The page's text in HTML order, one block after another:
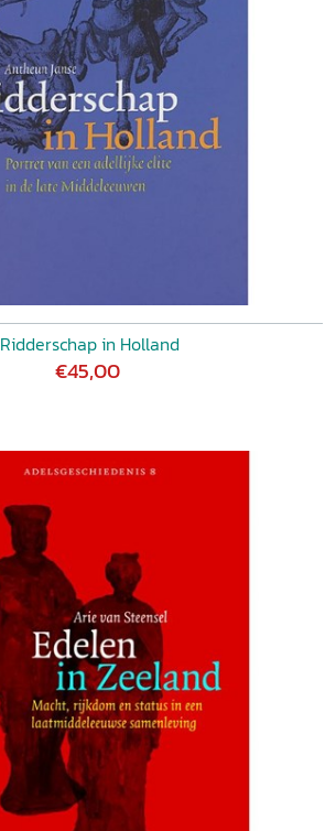
Ridderschap in Holland
€45,00